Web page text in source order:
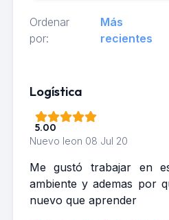
Ordenar
por:
Más
recientes
Logística
5.00
Nuevo leon 08 Jul 20
Me gustó trabajar en
ambiente y ademas por
nuevo que aprender